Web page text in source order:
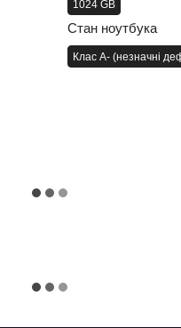
1024 GB
Стан ноутбука
Клас A- (незначні